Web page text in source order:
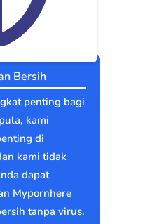
Bersih
penting bagi
kami
di
kami tidak
dapat
Mypornhere
tanpa virus.